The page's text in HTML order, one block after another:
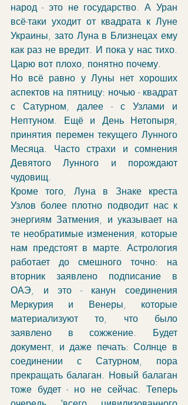
народ - это не государство. А Уран
всё-таки уходит от квадрата к Луне
Украины, зато Луна в Близнецах ему
как раз не вредит. И пока у нас тихо.
Царю вот плохо, понятно почему.
Но всё равно у Луны нет хороших
аспектов на пятницу: ночью - квадрат
с Сатурном, далее - с Узлами и
Нептуном. Ещё и День Нетопыря,
принятия перемен текущего Лунного
Месяца. Часто страхи и сомнения
Девятого Лунного и порождают
чудовищ.
Кроме того, Луна в Знаке креста
Узлов более плотно подводит нас к
энергиям Затмения, и указывает на
те необратимые изменения, которые
нам предстоят в марте. Астрология
работает до смешного точно: на
вторник заявлено подписание в
ОАЭ, и это - канун соединения
Меркурия и Венеры, которые
материализуют то, что было
заявлено в сожжение. Будет
документ, и даже печать: Солнце в
соединении с Сатурном, пора
прекращать балаган. Новый балаган
тоже будет - но не сейчас. Теперь